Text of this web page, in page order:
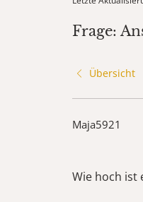
Frage:
Übersicht
Maja5921
Wie hoch ist